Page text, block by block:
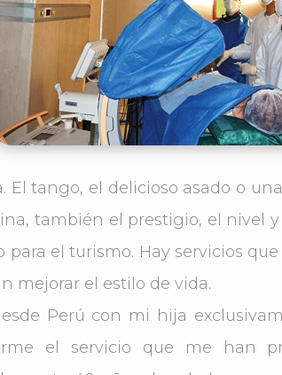
El tango, el delicioso asado o
también el prestigio, el nivel
para el turismo. Hay servicios
mejorar el estilo de vida.
Perú con mi hija
el servicio que me han